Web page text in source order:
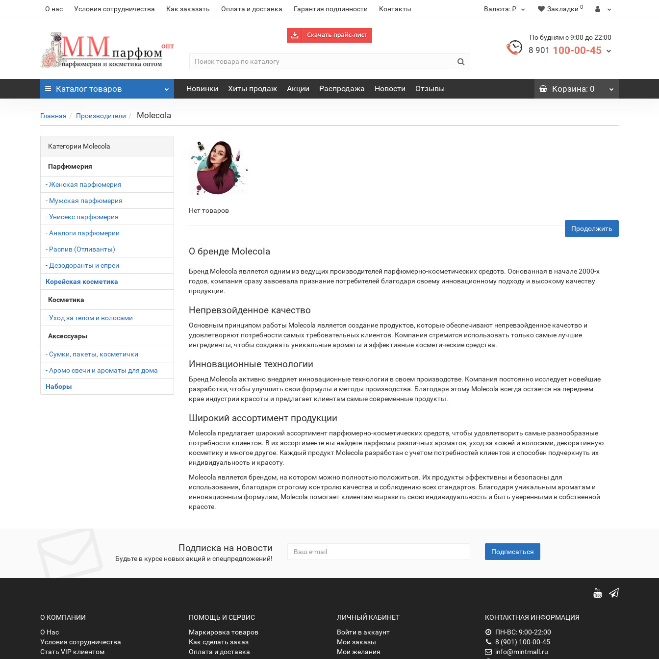
О нас Условия сотрудничества Как заказать Оплата и доставка Гарантия подлинности Контакты Валюта:₽ Закладки 0
По будням с 9:00 до 22:00
8 901 100-00-45
Каталог товаров Новинки Хиты продаж Акции Распродажа Новости Отзывы Корзина: 0
Главная Производители Molecola
Категории Molecola
Парфюмерия
- Женская парфюмерия
- Мужская парфюмерия
- Унисекс парфюмерия
- Аналоги парфюмерии
- Распив (Отливанты)
- Дезодоранты и спреи
Корейская косметика
Косметика
- Уход за телом и волосами
Аксессуары
- Сумки, пакеты, косметички
- Аромо свечи и ароматы для дома
Наборы
Нет товаров
Продолжить
О бренде Molecola
Бренд Molecola является одним из ведущих производителей парфюмерно-косметических средств. Основанная в начале 2000-х
годов, компания сразу завоевала признание потребителей благодаря своему инновационному подходу и высокому качеству
продукции.
Непревзойденное качество
Основным принципом работы Molecola является создание продуктов, которые обеспечивают непревзойденное качество и
удовлетворяют потребности самых требовательных клиентов. Компания стремится использовать только самые лучшие
ингредиенты, чтобы создавать уникальные ароматы и эффективные косметические средства.
Инновационные технологии
Бренд Molecola активно внедряет инновационные технологии в своем производстве. Компания постоянно исследует новейшие
разработки, чтобы улучшить свои формулы и методы производства. Благодаря этому Molecola всегда остается на переднем
крае индустрии красоты и предлагает клиентам самые современные продукты.
Широкий ассортимент продукции
Molecola предлагает широкий ассортимент парфюмерно-косметических средств, чтобы удовлетворить самые разнообразные
потребности клиентов. В их ассортименте вы найдете парфюмы различных ароматов, уход за кожей и волосами, декоративную
косметику и многое другое. Каждый продукт Molecola разработан с учетом потребностей клиентов и способен подчеркнуть их
индивидуальность и красоту.
Molecola является брендом, на котором можно полностью положиться. Их продукты эффективны и безопасны для
использования, благодаря строгому контролю качества и соблюдению всех стандартов. Благодаря уникальным ароматам и
инновационным формулам, Molecola помогает клиентам выразить свою индивидуальность и быть уверенными в собственной
красоте.
Подписка на новости
Будьте в курсе новых акций и спецпредложений!
Подписаться
О КОМПАНИИ
О Нас
Условия сотрудничества
Стать VIP клиентом
ПОМОЩЬ И СЕРВИС
Маркировка товаров
Как сделать заказ
Оплата и доставка
ЛИЧНЫЙ КАБИНЕТ
Войти в аккаунт
Мои заказы
Мои желания
КОНТАКТНАЯ ИНФОРМАЦИЯ
ПН-ВС: 9:00-22:00
8 (901) 100-00-45
info@mintmall.ru